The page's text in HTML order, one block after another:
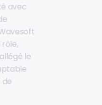
avec
rôle,
le
de